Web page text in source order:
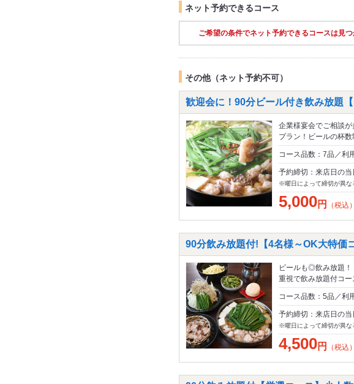
ネット予約できるコース
ご希望の条件でネット予約できるコースは見
その他（ネット予約不可）
歓迎会に！90分ビール付き飲み放題
企業様宴会でご相談
プラン！ビールの杯
コース品数：7品／利
予約締切：来店日の
※曜日によって締切が異な
5,000円 （税込）
90分飲み放題付!【4名様～OK大特価
ビールも◎飲み放題！
重視で飲み放題付コ
コース品数：5品／利
予約締切：来店日の
※曜日によって締切が異な
4,500円 （税込）